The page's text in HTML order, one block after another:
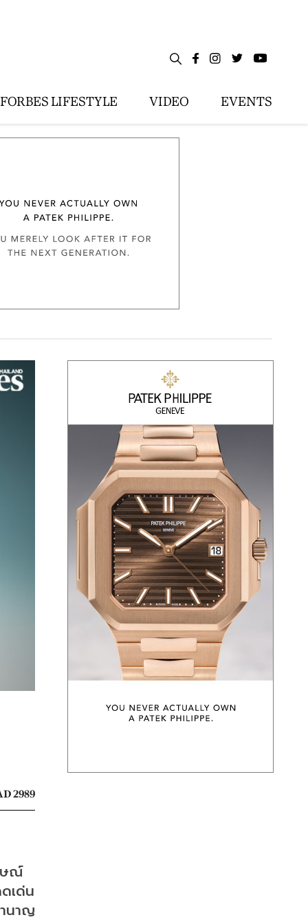
FORBES LIFESTYLE VIDEO EVENTS
2989
ษณ์
เด่น
นาญ